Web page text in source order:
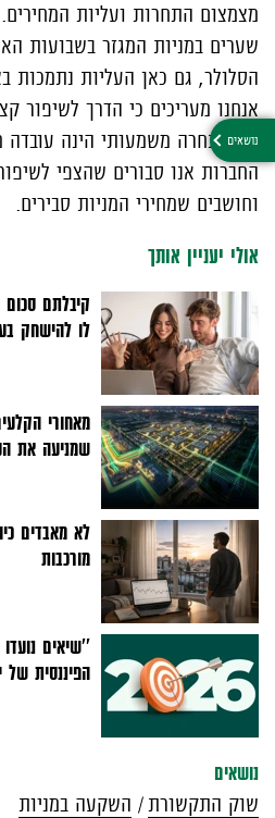
מצמצום התחרות ועליות
שערים במניות המגזר בשבועות
הסלולר, גם כאן העליות נתמכות
אנחנו מעריכים כי הדרך לשיפור
של מתחרה משמעותי הינה עובדה
החברות אנו סבורים שהצפי
וחושבים שמחירי המניות סבירים.
אולי יעניין אותך
קיבלתם
לו להישחק
שמניעה את
לא מאבדים
מורכבות
''שיאים
הפיננסית של
נושאים
שוק התקשורת
השקעה במניות